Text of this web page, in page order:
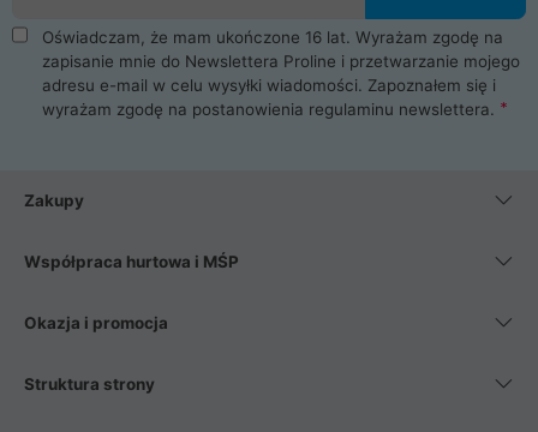
Oświadczam, że mam ukończone 16 lat. Wyrażam zgodę na
zapisanie mnie do Newslettera Proline i przetwarzanie mojego
adresu e-mail w celu wysyłki wiadomości. Zapoznałem się i
wyrażam zgodę na postanowienia regulaminu newslettera.
Zakupy
Współpraca hurtowa i MŚP
Okazja i promocja
Struktura strony